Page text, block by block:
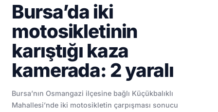
Bursa’da iki
motosikletinin
karıştığı kaza
kamerada: 2 yaralı
Bursa’nın Osmangazi ilçesine bağlı Küçükbalıklı
Mahallesi’nde iki motosikletin çarpışması sonucu